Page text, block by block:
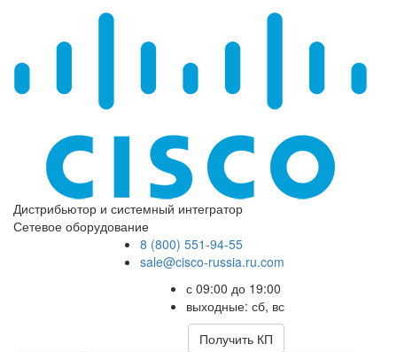
Дистрибьютор и системный интегратор
Сетевое оборудование
8 (800) 551-94-55
sale@cisco-russia.ru.com
с 09:00 до 19:00
выходные: сб, вс
Получить КП